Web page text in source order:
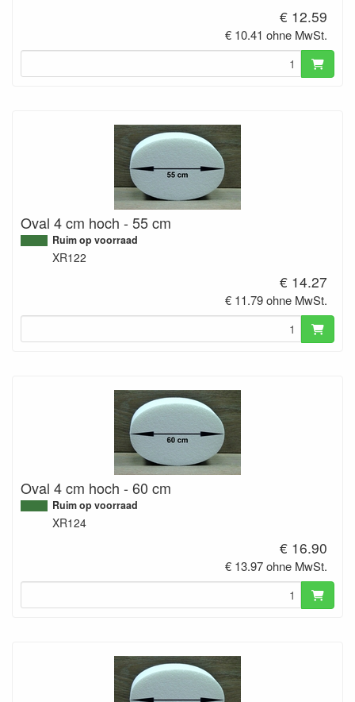
€ 12.59
€ 10.41 ohne MwSt.
Oval 4 cm hoch - 55 cm
Ruim op voorraad
XR122
€ 14.27
€ 11.79 ohne MwSt.
Oval 4 cm hoch - 60 cm
Ruim op voorraad
XR124
€ 16.90
€ 13.97 ohne MwSt.